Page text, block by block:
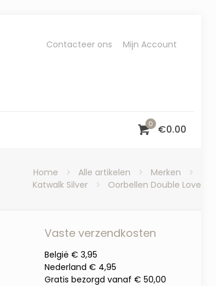
Contacteer ons Mijn Account
0 €0.00
Home Alle artikelen
Merken
Katwalk Silver
Oorbellen Double Love
Vaste verzendkosten
België € 3,95
Nederland € 4,95
Gratis bezorgd vanaf € 50,00